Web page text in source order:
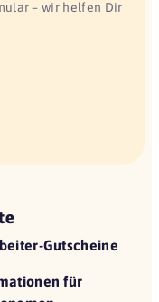
– wir helfen Dir
Gutscheine
für